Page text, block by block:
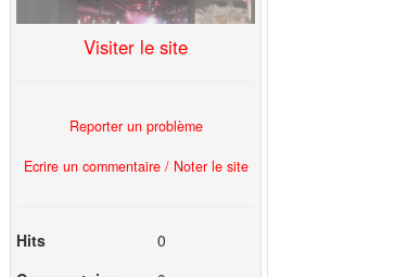
Visiter le site
Reporter un problème
Ecrire un commentaire / Noter le site
Hits
0